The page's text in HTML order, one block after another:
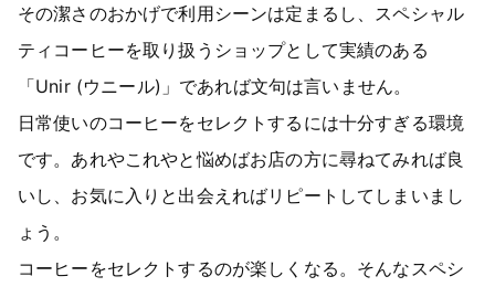
その潔さのおかげで利用シーンは定まるし、スペシャル
ティコーヒーを取り扱うショップとして実績のある
「Unir (ウニール)」であれば文句は言いません。
日常使いのコーヒーをセレクトするには十分すぎる環境
です。あれやこれやと悩めばお店の方に尋ねてみれば良
いし、お気に入りと出会えればリピートしてしまいまし
ょう。
コーヒーをセレクトするのが楽しくなる。そんなスペシ